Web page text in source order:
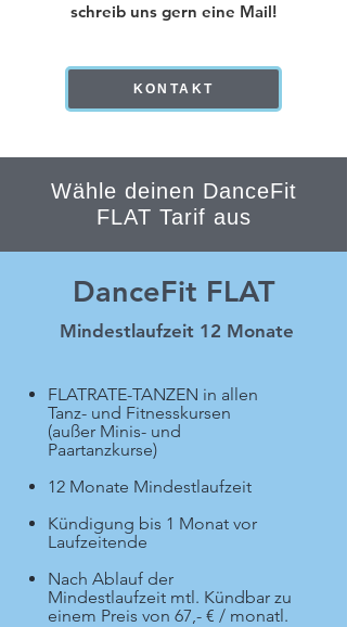
schreib uns gern eine Mail!
KONTAKT
Wähle deinen DanceFit
FLAT Tarif aus
DanceFit FLAT
Mindestlaufzeit 12 Monate
FLATRATE-TANZEN in allen
Tanz- und Fitnesskursen
(außer Minis- und
Paartanzkurse)
12 Monate Mindestlaufzeit
Kündigung bis 1 Monat vor
Laufzeitende
Nach Ablauf der
Mindestlaufzeit mtl. Kündbar zu
einem Preis von 67,- € / monatl.